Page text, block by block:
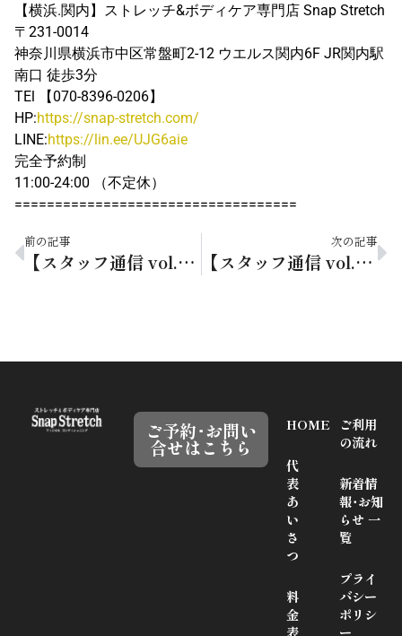
【横浜.関内】ストレッチ&ボディケア専門店 Snap Stretch
〒231-0014
神奈川県横浜市中区常盤町2-12 ウエルス関内6F JR関内駅
南口 徒歩3分
TEl 【070-8396-0206】
HP:https://snap-stretch.com/
LINE:https://lin.ee/UJG6aie
完全予約制
11:00-24:00 （不定休）
===================================
前の記事
【スタッフ通信 vol.206】今こそ整えるとき！
次の記事
【スタッフ通信 vol.208】走った後の脚の重さを防ぐコツ
HOME
代
表
あ
い
さ
つ
料
金
表
ご利用
の流れ
新着情
報･お知
らせ 一
覧
プライ
バシー
ポリシ
ー
ご予約･お問い
合せはこちら